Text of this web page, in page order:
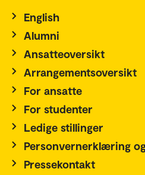
English
Alumni
Ansatteoversikt
Arrangementsoversikt
For ansatte
For studenter
Ledige stillinger
Personvernerklæring
Pressekontakt